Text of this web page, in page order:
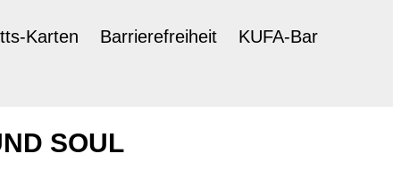
Karten Barrierefreiheit
KUFA-Bar
SOUL